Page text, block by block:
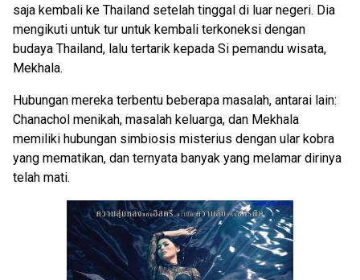
saja kembali ke Thailand setelah tinggal di luar negeri. Dia
mengikuti untuk tur untuk kembali terkoneksi dengan
budaya Thailand, lalu tertarik kepada Si pemandu wisata,
Mekhala.
Hubungan mereka terbentu beberapa masalah, antarai lain:
Chanachol menikah, masalah keluarga, dan Mekhala
memiliki hubungan simbiosis misterius dengan ular kobra
yang mematikan, dan ternyata banyak yang melamar dirinya
telah mati.